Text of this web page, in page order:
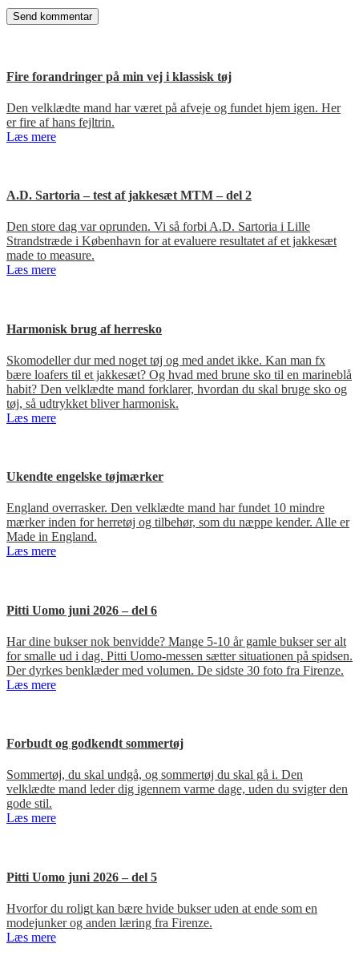
Fire forandringer på min vej i klassisk tøj
Den velklædte mand har været på afveje og fundet hjem igen. Her
er fire af hans fejltrin.
Læs mere
A.D. Sartoria – test af jakkesæt MTM – del 2
Den store dag var oprunden. Vi så forbi A.D. Sartoria i Lille
Strandstræde i København for at evaluere resultatet af et jakkesæt
made to measure.
Læs mere
Harmonisk brug af herresko
Skomodeller dur med noget tøj og med andet ikke. Kan man fx
bære loafers til et jakkesæt? Og hvad med brune sko til en marineblå
habit? Den velklædte mand forklarer, hvordan du skal bruge sko og
tøj, så udtrykket bliver harmonisk.
Læs mere
Ukendte engelske tøjmærker
England overrasker. Den velklædte mand har fundet 10 mindre
mærker inden for herretøj og tilbehør, som du næppe kender. Alle er
Made in England.
Læs mere
Pitti Uomo juni 2026 – del 6
Har dine bukser nok benvidde? Mange 5-10 år gamle bukser ser alt
for smalle ud i dag. Pitti Uomo-messen sætter situationen på spidsen.
Der dyrkes benklæder med volumen. De sidste 30 foto fra Firenze.
Læs mere
Forbudt og godkendt sommertøj
Sommertøj, du skal undgå, og sommertøj du skal gå i. Den
velklædte mand leder dig igennem varme dage, uden du svigter den
gode stil.
Læs mere
Pitti Uomo juni 2026 – del 5
Hvorfor du roligt kan bære hvide bukser uden at ende som en
modejunker og anden læring fra Firenze.
Læs mere